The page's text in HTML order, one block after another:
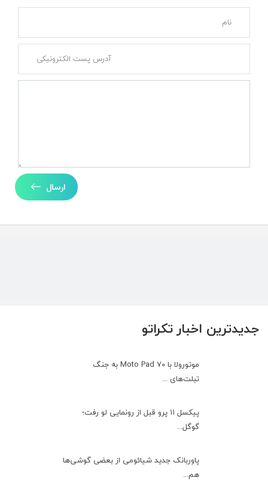
جدیدترین اخبار تکراتو
موتورولا با Moto Pad 70 به جنگ
تبلت‌های ...
پیکسل ۱۱ پرو قبل از رونمایی لو رفت؛
گوگل...
پاوربانک جدید شیائومی از بعضی گوشی‌ها
هم...
ارسال